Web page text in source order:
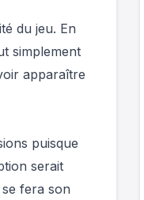
du jeu. En
simplement
apparaître
puisque
serait
fera son